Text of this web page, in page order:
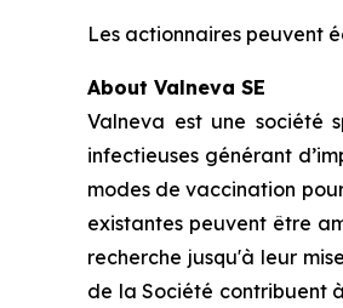
Les actionnaires peuvent
About Valneva SE
Valneva est une société
infectieuses générant
modes de vaccination
existantes peuvent être
recherche jusqu'à leur
de la Société contribuent